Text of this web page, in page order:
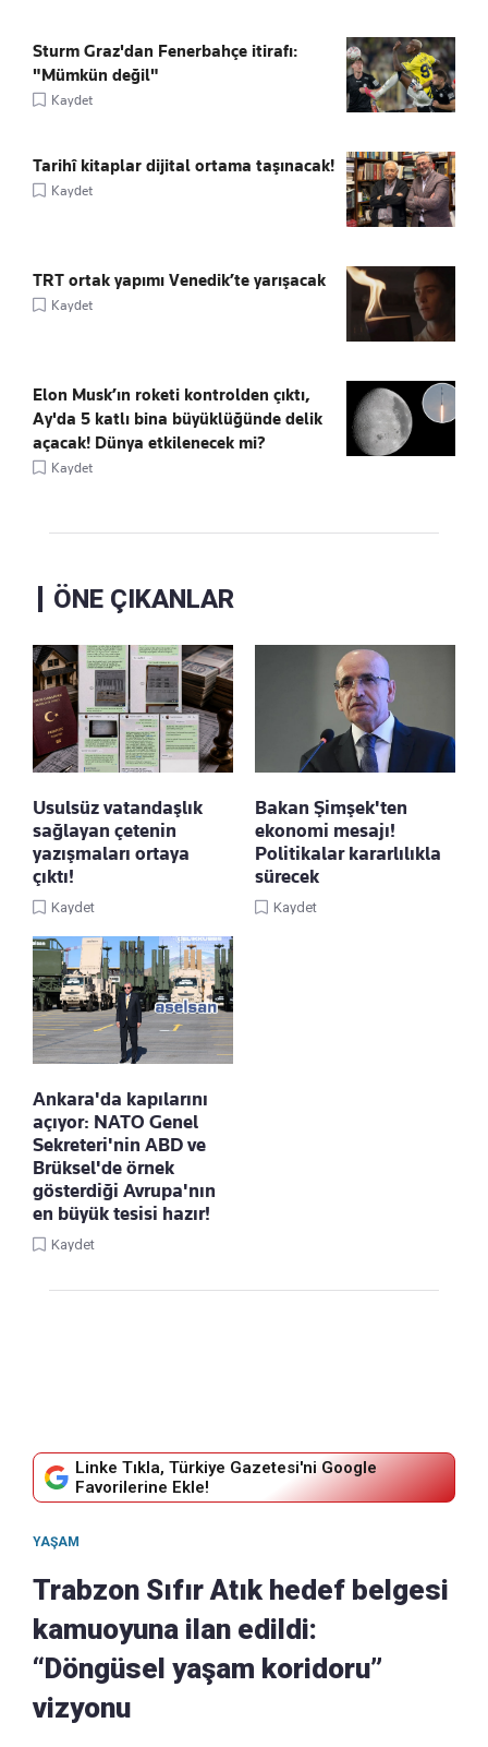
Sturm Graz'dan Fenerbahçe itirafı:
"Mümkün değil"
Kaydet
Tarihî kitaplar dijital ortama taşınacak!
Kaydet
TRT ortak yapımı Venedik’te yarışacak
Kaydet
Elon Musk’ın roketi kontrolden çıktı,
Ay'da 5 katlı bina büyüklüğünde delik
açacak! Dünya etkilenecek mi?
Kaydet
ÖNE ÇIKANLAR
Usulsüz vatandaşlık
sağlayan çetenin
yazışmaları ortaya
çıktı!
Kaydet
Bakan Şimşek'ten
ekonomi mesajı!
Politikalar kararlılıkla
sürecek
Kaydet
Ankara'da kapılarını
açıyor: NATO Genel
Sekreteri'nin ABD ve
Brüksel'de örnek
gösterdiği Avrupa'nın
en büyük tesisi hazır!
Kaydet
Linke Tıkla, Türkiye Gazetesi'ni Google
Favorilerine Ekle!
YAŞAM
Trabzon Sıfır Atık hedef belgesi
kamuoyuna ilan edildi:
“Döngüsel yaşam koridoru”
vizyonu